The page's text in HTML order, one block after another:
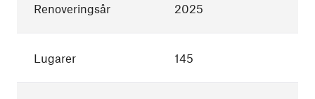
Renoveringsår 2025
Lugarer 145